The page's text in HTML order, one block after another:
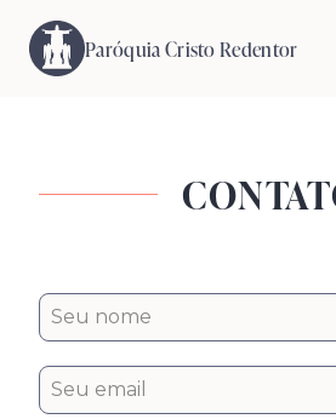
para
Paróquia Cristo Redentor